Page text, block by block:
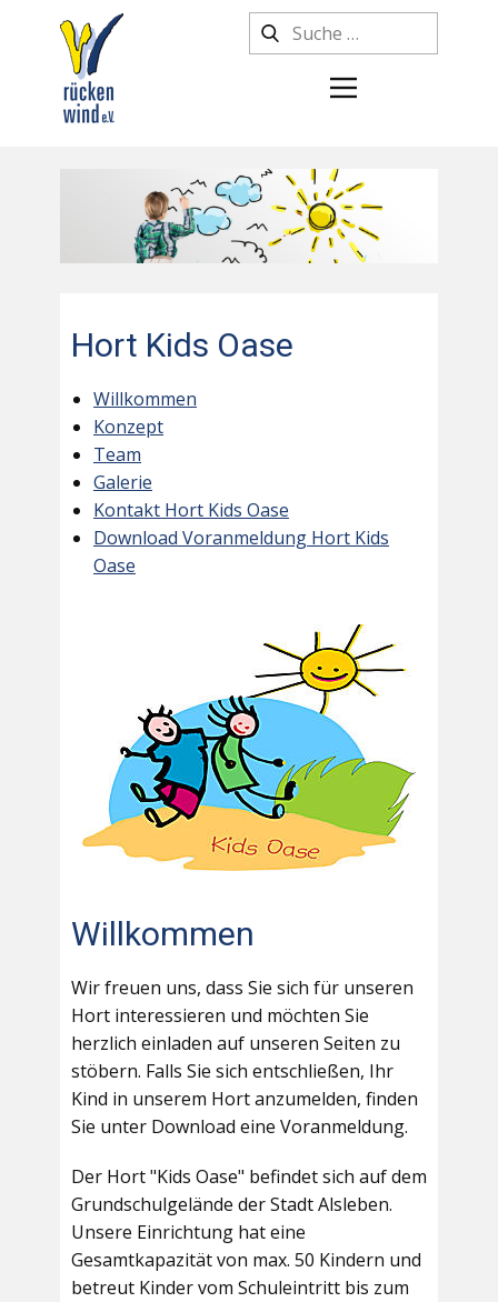
Hort Kids Oase
Willkommen
Konzept
Team
Galerie
Kontakt Hort Kids Oase
Download Voranmeldung Hort Kids
Oase
Willkommen
Wir freuen uns, dass Sie sich für unseren
Hort interessieren und möchten Sie
herzlich einladen auf unseren Seiten zu
stöbern. Falls Sie sich entschließen, Ihr
Kind in unserem Hort anzumelden, finden
Sie unter Download eine Voranmeldung.
Der Hort "Kids Oase" befindet sich auf dem
Grundschulgelände der Stadt Alsleben.
Unsere Einrichtung hat eine
Gesamtkapazität von max. 50 Kindern und
betreut Kinder vom Schuleintritt bis zum